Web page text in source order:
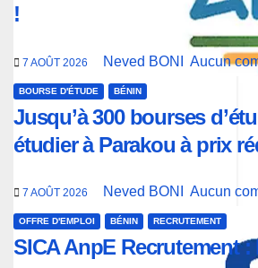
!
7 AOÛT 2026 Neved BONI Aucun
BOURSE D'ÉTUDE BÉNIN
Jusqu’à 300 bourses
étudier à Parakou à prix
7 AOÛT 2026 Neved BONI Aucun
OFFRE D'EMPLOI BÉNIN RECRUTEMENT
SICA AnpE Recrutement :